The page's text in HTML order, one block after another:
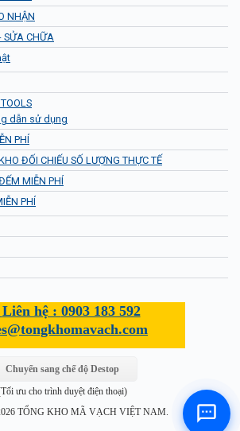
NHẬN
SỬA CHỮA
dẫn sử dụng
PHÍ
ĐỐI CHIẾU SỐ LƯỢNG THỰC TẾ
MIỄN PHÍ
PHÍ
Liên hệ : 0903 183 592
Chuyển sang chế độ Destop
ưu cho trình duyệt điện thoại)
TỔNG KHO MÃ VẠCH VIỆT NAM.